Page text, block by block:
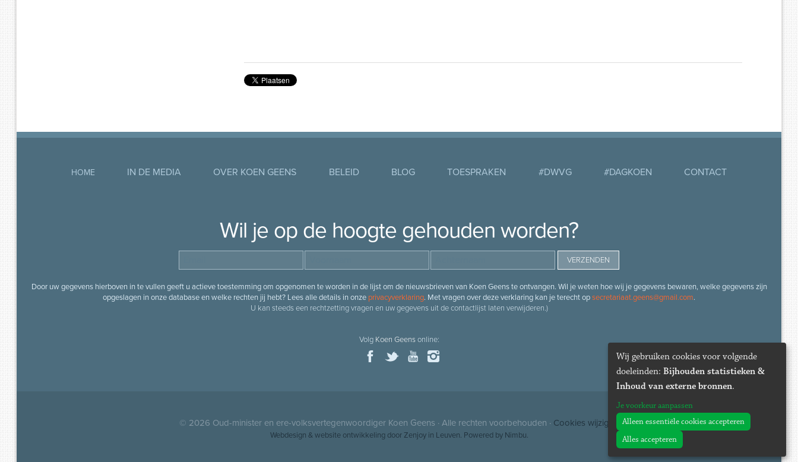
HOME IN DE MEDIA OVER KOEN GEENS BELEID BLOG TOESPRAKEN #DWVG #DAGKOEN CONTACT
Wil je op de hoogte gehouden worden?
Door uw gegevens hierboven in te vullen geeft u actieve toestemming om opgenomen te worden in de lijst om de nieuwsbrieven van Koen Geens te ontvangen. Wil je weten hoe wij je gegevens bewaren, welke gegevens zijn
opgeslagen in onze database en welke rechten jij hebt? Lees alle details in onze privacyverklaring. Met vragen over deze verklaring kan je terecht opsecretariaat.geens@gmail.com.
U kan steeds een rechtzetting vragen en uw gegevens uit de contactlijst laten verwijderen.)
Volg Koen Geensonline:
© 2026 Oud-minister en ere-volksvertegenwoordiger Koen Geens · Alle rechten voorbehouden · Cookies wijzigen
Webdesign &website ontwikkelingdoor Zenjoy in Leuven. Powered by Nimbu.
Wij gebruiken cookies voor volgende
doeleinden: Bijhouden statistieken &
Inhoud van externe bronnen.
Je voorkeur aanpassen
Alleen essentiële cookies accepteren
Alles accepteren